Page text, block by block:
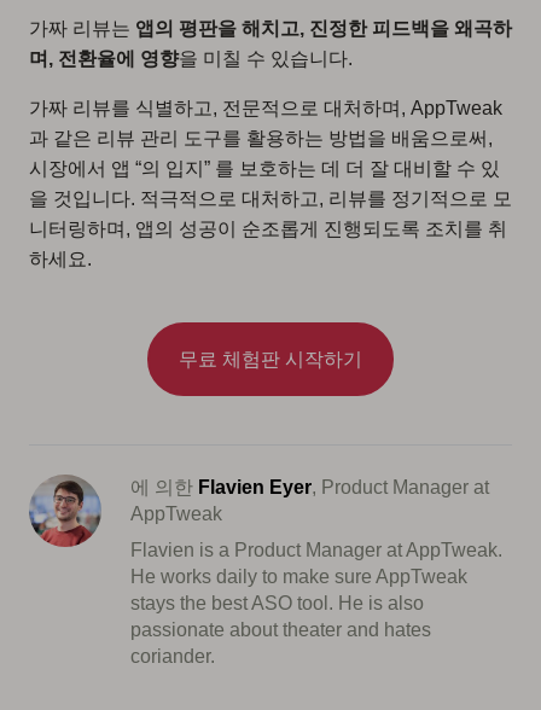
가짜 리뷰는 앱의 평판을 해치고, 진정한 피드백을 왜곡하
며, 전환율에 영향을 미칠 수 있습니다.
가짜 리뷰를 식별하고, 전문적으로 대처하며, AppTweak
과 같은 리뷰 관리 도구를 활용하는 방법을 배움으로써,
시장에서 앱 “의 입지” 를 보호하는 데 더 잘 대비할 수 있
을 것입니다. 적극적으로 대처하고, 리뷰를 정기적으로 모
니터링하며, 앱의 성공이 순조롭게 진행되도록 조치를 취
하세요.
무료 체험판 시작하기
에 의한 Flavien Eyer, Product Manager at
AppTweak
Flavien is a Product Manager at AppTweak.
He works daily to make sure AppTweak
stays the best ASO tool. He is also
passionate about theater and hates
coriander.